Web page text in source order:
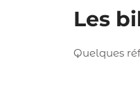
Les
Quelques